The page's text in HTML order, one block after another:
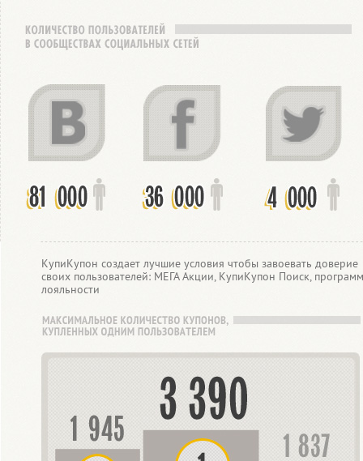
КупиКупон создает лучшие условия чтобы завоевать доверие
своих пользователей: МЕГА Акции, КупиКупон Поиск,
лояльности